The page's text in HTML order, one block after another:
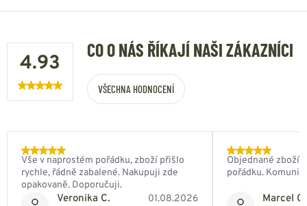
4.93
CO O NÁS ŘÍKAJÍ NAŠI ZÁKAZNÍCI
VŠECHNA HODNOCENÍ
Veronika C. 01.08.2026
Vše v naprostém pořádku, zboží přišlo
rychle, řádně zabalené. Nakupuji zde
opakovaně. Doporučuji.
Marcel
Objednané zboží
pořádku.